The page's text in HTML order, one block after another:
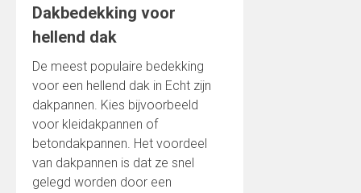
Dakbedekking voor
hellend dak
De meest populaire bedekking
voor een hellend dak in Echt zijn
dakpannen. Kies bijvoorbeeld
voor kleidakpannen of
betondakpannen. Het voordeel
van dakpannen is dat ze snel
gelegd worden door een